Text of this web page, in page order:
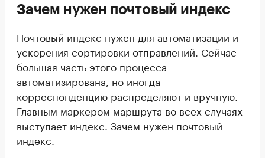
Зачем нужен почтовый индекс
Почтовый индекс нужен для автоматизации и
ускорения сортировки отправлений. Сейчас
большая часть этого процесса
автоматизирована, но иногда
корреспонденцию распределяют и вручную.
Главным маркером маршрута во всех случаях
выступает индекс. Зачем нужен почтовый
индекс.